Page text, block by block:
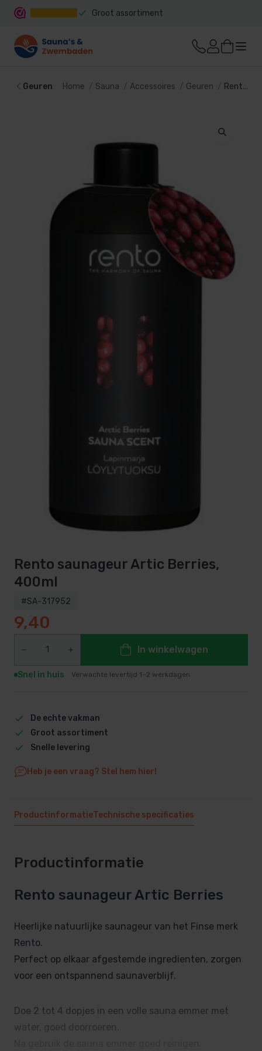
Groot assortiment
Geuren Home Sauna Accessoires Geuren Rento saunageur Artic Berries, 400ml
Rento saunageur Artic Berries,
400ml
#SA-317952
9,40
In winkelwagen
Snel in huis Verwachte levertijd 1–2 werkdagen
De echte vakman
Groot assortiment
Snelle levering
Heb je een vraag? Stel hem hier!
ProductinformatieTechnische specificaties
Productinformatie
Rento saunageur Artic Berries
Heerlijke natuurlijke saunageur van het Finse merk
Rento.
Perfect op elkaar afgestemde ingredienten, zorgen
voor een ontspannend saunaverblijf.
Doe 2 tot 4 dopjes in een volle sauna emmer met
water, goed doorroeren.